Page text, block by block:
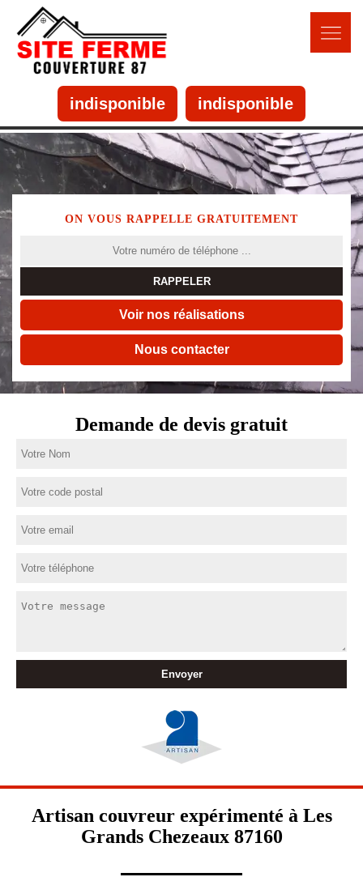
indisponible indisponible
ON VOUS RAPPELLE GRATUITEMENT
Voir nos réalisations
Nous contacter
Demande de devis gratuit
Artisan couvreur expérimenté à Les
Grands Chezeaux 87160